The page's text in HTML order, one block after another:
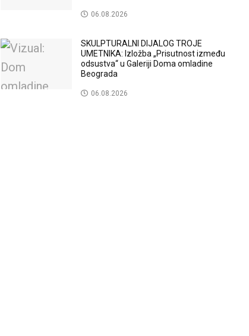
06.08.2026
SKULPTURALNI DIJALOG TROJE
UMETNIKA: Izložba „Prisutnost između
odsustva“ u Galeriji Doma omladine
Beograda
06.08.2026